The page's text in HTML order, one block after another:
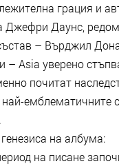
грация и
Джефри Даунс,
– Върджил
– Asia уверено
почитат
емблематичните
на албума:
на писане